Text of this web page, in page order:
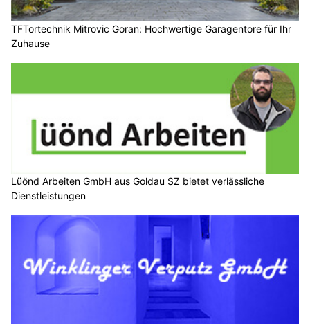
TFTortechnik Mitrovic Goran: Hochwertige Garagentore für Ihr
Zuhause
Lüönd Arbeiten GmbH aus Goldau SZ bietet verlässliche
Dienstleistungen